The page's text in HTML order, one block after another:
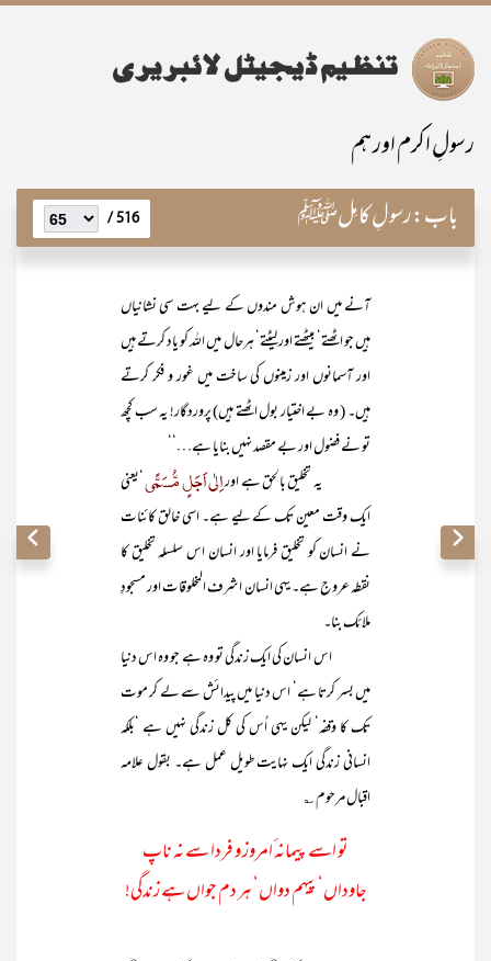
رسولِ اکرم اور ہم
باب:رسولِ کامِلﷺ 516 /
آنے میں ان ہوش مندوں کے لیے بہت سی نشانیاں
ہیں جو اٹھتے‘ بیٹھتے اور لیٹتے‘ ہرحال میں اللہ کو یاد کرتے ہیں
اور آسمانوں اور زمینوں کی ساخت میں غور و فکر کرتے
ہیں۔ ( وہ بے اختیار بول اٹھتے ہیں) پروردگار! یہ سب کچھ
تو نے فضول اور بے مقصد نہیں بنایا ہے…‘‘
یہ تخلیق بالحق ہے اوراِلٰی اَجَلٍ مُّسَمًّی ‘یعنی
ایک وقت معین تک کے لیے ہے۔ اسی خالق کائنات
نے انسان کو تخلیق فرمایا اور انسان اس سلسلہ تخلیق کا
نقطہ عروج ہے۔ یہی انسان اشرف المخلوقات اور مسجودِ
ملائک بنا۔
اس انسان کی ایک زندگی تو وہ ہے جو وہ اس دنیا
میں بسر کرتا ہے‘ اس دنیا میں پیدائش سے لے کر موت
تک کا وقفہ‘ لیکن یہی اُس کی کل زندگی نہیں ہے ‘بلکہ
انسانی زندگی ایک نہایت طویل عمل ہے۔ بقول علامہ
اقبال مرحوم ؎
تو اسے پیمانہ ٔامروز و فردا سے نہ ناپ
جاوداں‘ پیہم دواں‘ ہر دم جواں ہے زندگی!